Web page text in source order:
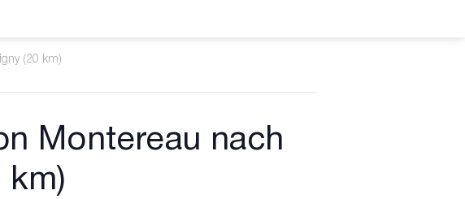
(20 km)
Montereau nach
km)